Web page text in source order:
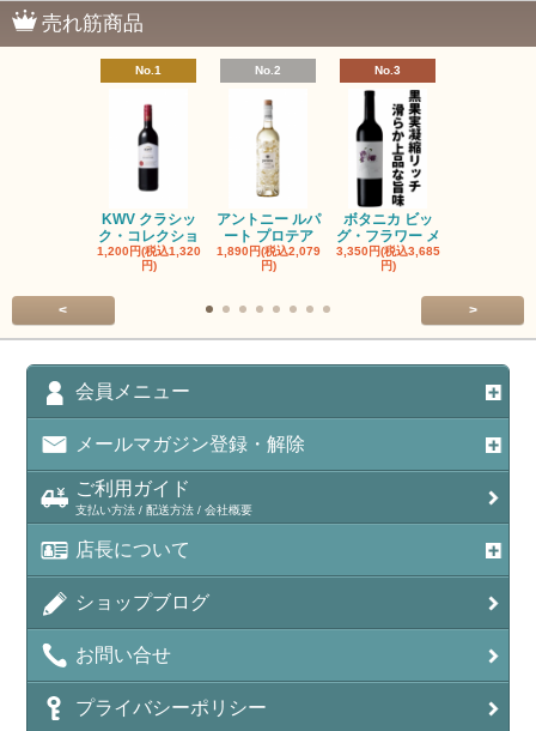
売れ筋商品
No.1
KWV クラシッ
ク・コレクショ
1,200円(税込1,320
円)
No.2
アントニー ルパ
ート プロテア
1,890円(税込2,079
円)
No.3
ボタニカ ビッ
グ・フラワー メ
3,350円(税込3,685
円)
< >
会員メニュー
メールマガジン登録・解除
ご利用ガイド
支払い方法 / 配送方法 / 会社概要
店長について
ショップブログ
お問い合せ
プライバシーポリシー